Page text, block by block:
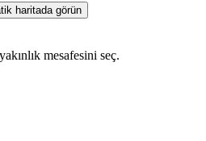
haritada görün
mesafesini seç.